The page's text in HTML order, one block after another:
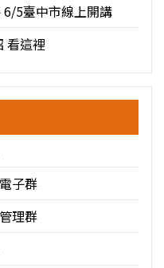
6/5臺中市線上開講
看這裡
子群
理群